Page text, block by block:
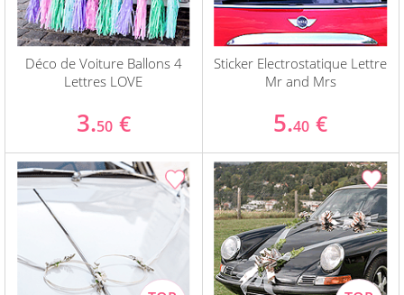
Déco de Voiture Ballons 4
Lettres LOVE
3.50 €
Sticker Electrostatique Lettre
Mr and Mrs
5.40 €